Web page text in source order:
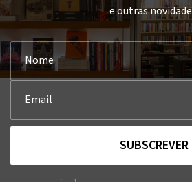
e outras
SUBSCREVER